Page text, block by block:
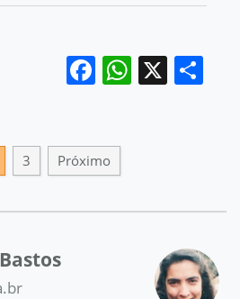
Facebook
X
3 Próximo